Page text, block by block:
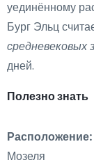
уединённому
Бург Эльц
средневековых
дней.
Полезно знать
Расположение:
Мозеля